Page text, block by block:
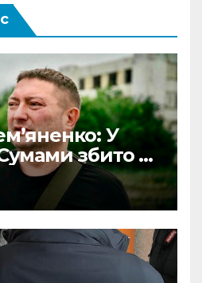
У
збито 6